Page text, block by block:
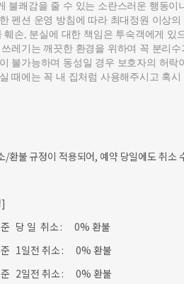
불쾌감을 줄 수 있는 소란스러운 행동
펜션 운영 방침에 따라 최대정원 이상
훼손, 분실에 대한 책임은 투숙객에게 있
레기는 깨끗한 환경을 위하여 꼭 분리
불가능하며 동성일 경우 보호자의 허락
때에는 꼭 내 집처럼 사용해주시고 혹
/환불 규정이 적용되어, 예약 당일에도 취소
준 당 일 취소 : 0% 환불
준 1일전 취소 : 0% 환불
준 2일전 취소 : 0% 환불